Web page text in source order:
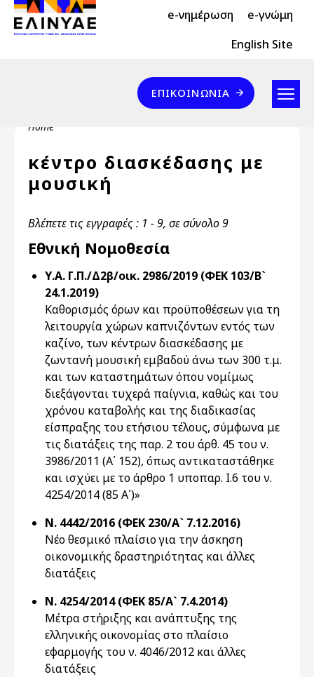
Skip to main content
Header Top 2 e-νημέρωση e-γνώμη
Header Top English Site
Επικοινωνία
ΕΠΙΚΟΙΝΩΝΊΑ
Breadcrumb
Home
κέντρο διασκέδασης με
μουσική
Βλέπετε τις εγγραφές : 1 - 9, σε σύνολο 9
Εθνική Νομοθεσία
Υ.Α. Γ.Π./Δ2β/οικ. 2986/2019 (ΦΕΚ 103/Β`
24.1.2019)
Καθορισμός όρων και προϋποθέσεων για τη
λειτουργία χώρων καπνιζόντων εντός των
καζίνο, των κέντρων διασκέδασης με
ζωντανή μουσική εμβαδού άνω των 300 τ.μ.
και των καταστημάτων όπου νομίμως
διεξάγονται τυχερά παίγνια, καθώς και του
χρόνου καταβολής και της διαδικασίας
είσπραξης του ετήσιου τέλους, σύμφωνα με
τις διατάξεις της παρ. 2 του άρθ. 45 του ν.
3986/2011 (Α΄ 152), όπως αντικαταστάθηκε
και ισχύει με το άρθρο 1 υποπαρ. Ι.6 του ν.
4254/2014 (85 Α΄)»
Ν. 4442/2016 (ΦΕΚ 230/Α` 7.12.2016)
Νέο θεσμικό πλαίσιο για την άσκηση
οικονομικής δραστηριότητας και άλλες
διατάξεις
Ν. 4254/2014 (ΦΕΚ 85/Α` 7.4.2014)
Μέτρα στήριξης και ανάπτυξης της
ελληνικής οικονομίας στο πλαίσιο
εφαρμογής του ν. 4046/2012 και άλλες
διατάξεις